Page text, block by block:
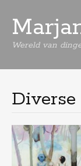
Wereld van
inhoud